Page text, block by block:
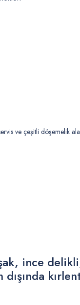
ve çeşitli döşemelik
ince